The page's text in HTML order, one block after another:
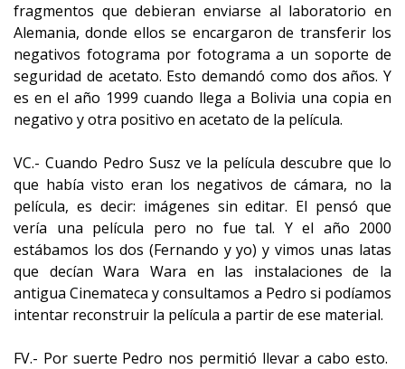
fragmentos que debieran enviarse al laboratorio en
Alemania, donde ellos se encargaron de transferir los
negativos fotograma por fotograma a un soporte de
seguridad de acetato. Esto demandó como dos años. Y
es en el año 1999 cuando llega a Bolivia una copia en
negativo y otra positivo en acetato de la película.
VC.- Cuando Pedro Susz ve la película descubre que lo
que había visto eran los negativos de cámara, no la
película, es decir: imágenes sin editar. El pensó que
vería una película pero no fue tal. Y el año 2000
estábamos los dos (Fernando y yo) y vimos unas latas
que decían Wara Wara en las instalaciones de la
antigua Cinemateca y consultamos a Pedro si podíamos
intentar reconstruir la película a partir de ese material.
FV.- Por suerte Pedro nos permitió llevar a cabo esto.